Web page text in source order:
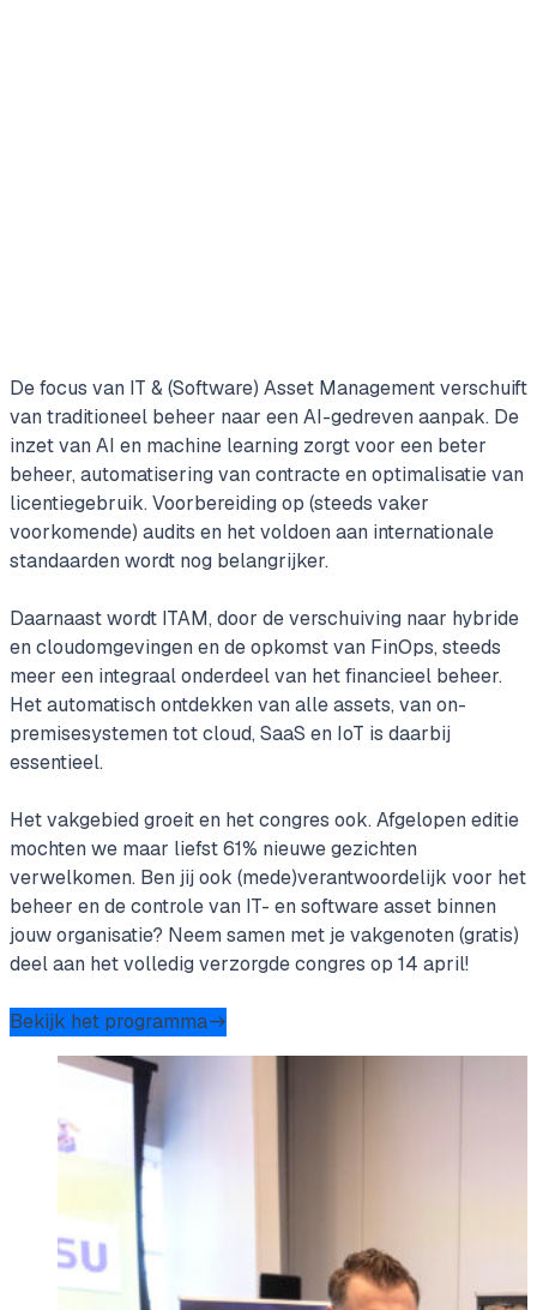
De focus van IT & (Software) Asset Management verschuift
van traditioneel beheer naar een AI-gedreven aanpak. De
inzet van AI en machine learning zorgt voor een beter
beheer, automatisering van contracte en optimalisatie van
licentiegebruik. Voorbereiding op (steeds vaker
voorkomende) audits en het voldoen aan internationale
standaarden wordt nog belangrijker.
Daarnaast wordt ITAM, door de verschuiving naar hybride
en cloudomgevingen en de opkomst van FinOps, steeds
meer een integraal onderdeel van het financieel beheer.
Het automatisch ontdekken van alle assets, van on-
premisesystemen tot cloud, SaaS en IoT is daarbij
essentieel.
Het vakgebied groeit en het congres ook. Afgelopen editie
mochten we maar liefst 61% nieuwe gezichten
verwelkomen. Ben jij ook (mede)verantwoordelijk voor het
beheer en de controle van IT- en software asset binnen
jouw organisatie? Neem samen met je vakgenoten (gratis)
deel aan het volledig verzorgde congres op 14 april!
Bekijk het programma